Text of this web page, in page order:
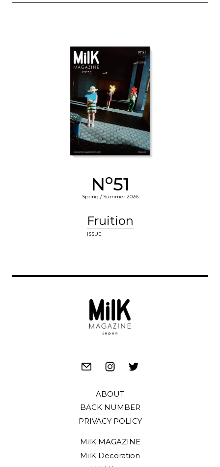
No51
Spring / Summer 2026
Fruition
ISSUE
ABOUT
BACK NUMBER
PRIVACY POLICY
MilK MAGAZINE
MilK Decoration